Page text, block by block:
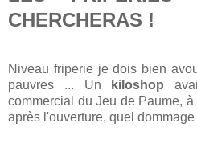
CHERCHERAS !
Niveau friperie je dois bien
pauvres ... Un
kiloshop
commercial du Jeu de Paume,
après l'ouverture, quel dommage